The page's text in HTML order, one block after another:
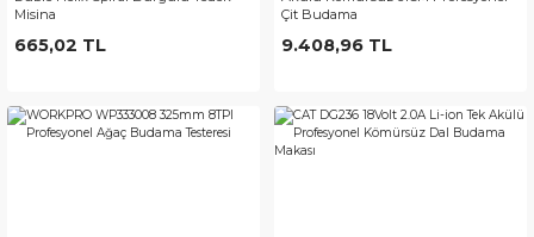
Misina
665,02 TL
Çit Budama
9.408,96 TL